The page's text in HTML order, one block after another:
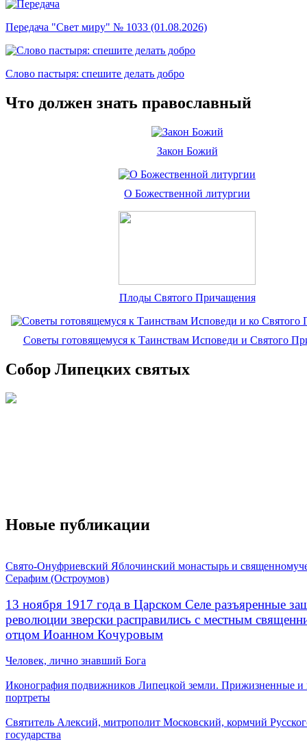
Передача "Свет миру" № 1033 (01.08.2026)
Слово пастыря: спешите делать добро
Что должен знать православный
Закон Божий
О Божественной литургии
Плоды Святого Причащения
Советы готовящемуся к Таинствам Исповеди и Святого
Собор Липецких святых
Новые публикации
Свято-Онуфриевский Яблочинский монастырь и
Серафим (Остроумов)
13 ноября 1917 года в Царском Селе разъяренные
революции зверски расправились с местным
отцом Иоанном Кочуровым
Человек, лично знавший Бога
Иконография подвижников Липецкой земли. Прижизненные и
портреты
Святитель Алексий, митрополит Московский, кормчий
государства